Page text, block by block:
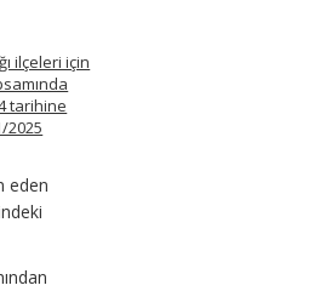
ilçeleri için
tarihine
2025
eden